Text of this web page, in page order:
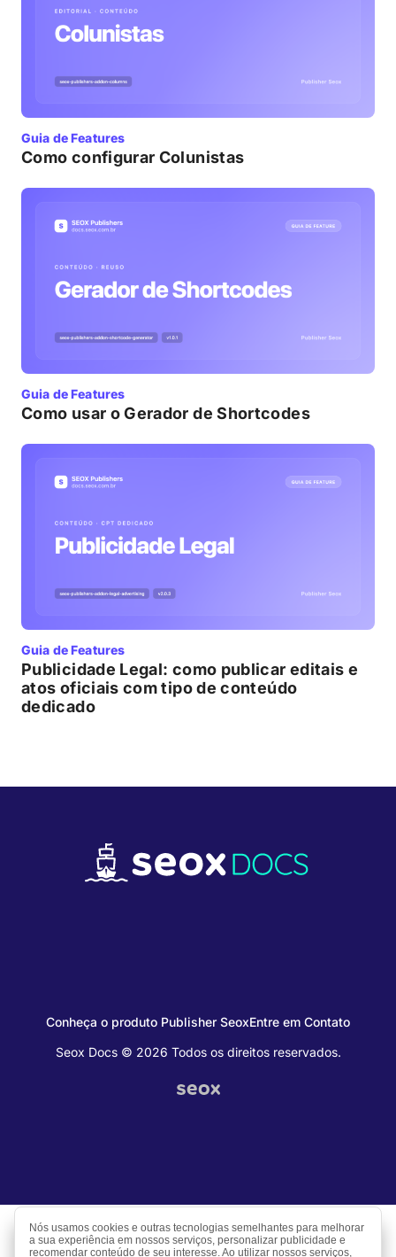
Guia de Features
Como configurar Colunistas
Guia de Features
Como usar o Gerador de Shortcodes
Guia de Features
Publicidade Legal: como publicar editais e
atos oficiais com tipo de conteúdo
dedicado
Seox Docs © 2026 Todos os direitos reservados.
Conheça o produto Publisher SeoxEntre em Contato
Nós usamos cookies e outras tecnologias semelhantes para melhorar
a sua experiência em nossos serviços, personalizar publicidade e
recomendar conteúdo de seu interesse. Ao utilizar nossos serviços,